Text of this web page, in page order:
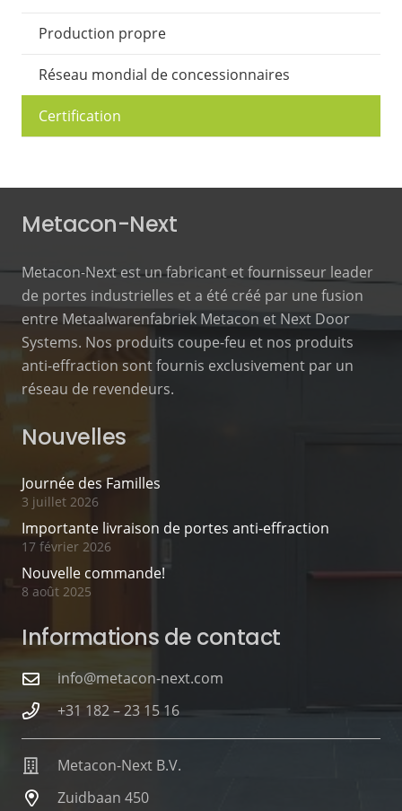
Production propre
Réseau mondial de concessionnaires
Certification
Metacon-Next
Metacon-Next est un fabricant et fournisseur leader
de portes industrielles et a été créé par une fusion
entre Metaalwarenfabriek Metacon et Next Door
Systems. Nos produits coupe-feu et nos produits
anti-effraction sont fournis exclusivement par un
réseau de revendeurs.
Nouvelles
Journée des Familles
3 juillet 2026
Importante livraison de portes anti-effraction
17 février 2026
Nouvelle commande!
8 août 2025
Informations de contact
info@metacon-next.com
+31 182 – 23 15 16
Metacon-Next B.V.
Zuidbaan 450